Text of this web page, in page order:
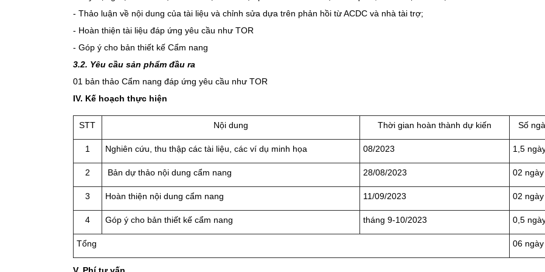
- Thảo luận về nội dung của tài liệu và chỉnh sửa dựa trên phản hồi từ ACDC và nhà tài trợ;
- Hoàn thiện tài liệu đáp ứng yêu cầu như TOR
- Góp ý cho bản thiết kế Cẩm nang
3.2. Yêu cầu sản phẩm đầu ra
01 bản thảo Cẩm nang đáp ứng yêu cầu như TOR
IV. Kế hoạch thực hiện
STT Nội dung Thời gian hoàn thành dự kiến Số
1 Nghiên cứu, thu thập các tài liệu, các ví dụ minh họa 08/2023 1,5
2 Bản dự thảo nội dung cẩm nang 28/08/2023 02 ngày
3 Hoàn thiện nội dung cẩm nang 11/09/2023 02 ngày
4 Góp ý cho bản thiết kế cẩm nang tháng 9-10/2023 0,5
Tổng 06 ngày
V. Phí tư vấn